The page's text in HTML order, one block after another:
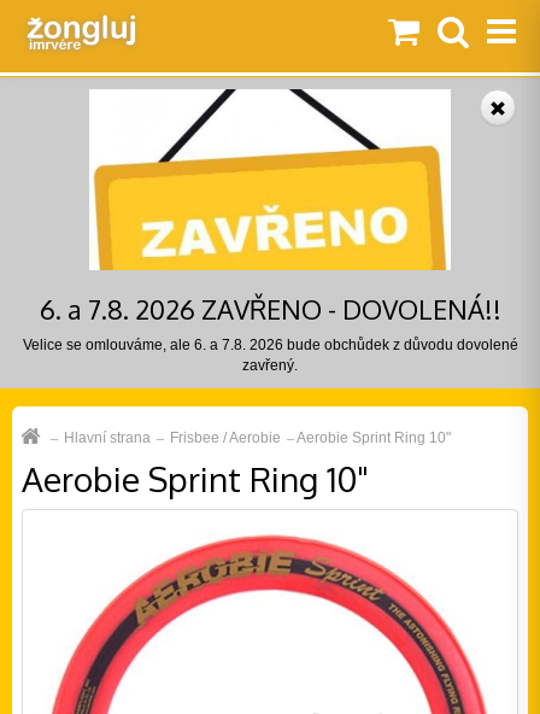
6. a 7.8. 2026 ZAVŘENO - DOVOLENÁ!!
Velice se omlouváme, ale 6. a 7.8. 2026 bude obchůdek z důvodu dovolené
zavřený.
Hlavní strana Frisbee / Aerobie Aerobie Sprint Ring 10"
Aerobie Sprint Ring 10"